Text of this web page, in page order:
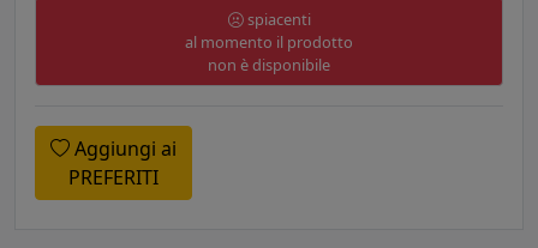
spiacenti
al momento il prodotto
non è disponibile
Aggiungi ai
PREFERITI